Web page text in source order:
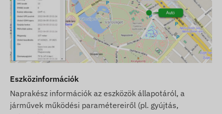
valóságban minimálisan eltérhet a képeken
látottaktól. Az esetleges eltérésekért a gyártói
változtatások jogát fenntartjuk.
Eszközinformációk
Naprakész információk az eszközök állapotáról, a
járművek működési paramétereiről (pl. gyújtás,